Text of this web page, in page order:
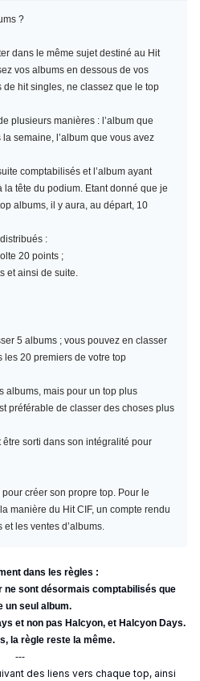
?
dans le même sujet destiné au Hit
vos albums en dessous de vos
hit singles, ne classez que le top
plusieurs manières : l’album que
semaine, l’album que vous avez
comptabilisés et l’album ayant
tête du podium. Etant donné que je
albums, il y aura, au départ, 10
:
20 points ;
et ainsi de suite.
5 albums ; vous pouvez en classer
20 premiers de votre top
albums, mais pour un top plus
préférable de classer des choses plus
être sorti dans son intégralité pour
créer son propre top. Pour le
manière du Hit CIF, un compte rendu
les ventes d’albums.
dans les règles :
ne sont désormais comptabilisés que
un seul album.
et non pas Halcyon, et Halcyon Days.
la règle reste la même.
---
des liens vers chaque top, ainsi